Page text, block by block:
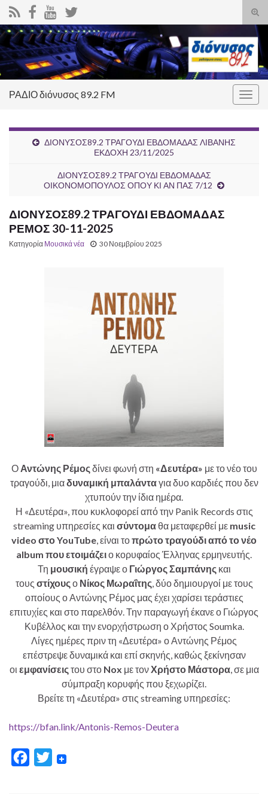
Search for:
ΡΑΔΙΟ διόνυσος 89.2 FM
ΔΙΟΝΥΣΟΣ89.2 ΤΡΑΓΟΥΔΙ ΕΒΔΟΜΑΔΑΣ ΛΙΒΑΝΗΣ
ΕΚΔΟΧΗ 23/11/2025
ΔΙΟΝΥΣΟΣ89.2 ΤΡΑΓΟΥΔΙ ΕΒΔΟΜΑΔΑΣ
ΟΙΚΟΝΟΜΟΠΟΥΛΟΣ ΟΠΟΥ ΚΙ ΑΝ ΠΑΣ 7/12
ΔΙΟΝΥΣΟΣ89.2 ΤΡΑΓΟΥΔΙ ΕΒΔΟΜΑΔΑΣ
ΡΕΜΟΣ 30-11-2025
Κατηγορία Μουσικά νέα 30 Νοεμβρίου 2025
Ο Αντώνης Ρέμοςδίνει φωνή στη «Δευτέρα» με το νέο του
τραγούδι, μιαδυναμική μπαλάνταγια δυο καρδιές που δεν
χτυπούν την ίδια ημέρα.
Η «Δευτέρα», που κυκλοφορεί από την Panik Records στις
streaming υπηρεσίες και σύντομαθα μεταφερθεί με music
video στο YouTube, είναι τοπρώτο τραγούδι από το νέο
album που ετοιμάζειο κορυφαίος Έλληνας ερμηνευτής.
Τη μουσική έγραψε ο Γιώργος Σαμπάνης και
τους στίχουςοΝίκος Μωραΐτης, δύο δημιουργοί με τους
οποίους ο Αντώνης Ρέμος μας έχει χαρίσει τεράστιες
επιτυχίες και στο παρελθόν. Την παραγωγή έκανε ο Γιώργος
Κυβέλλος και την ενορχήστρωση ο Χρήστος Soumka.
Λίγες ημέρες πριν τη «Δευτέρα» ο Αντώνης Ρέμος
επέστρεψε δυναμικά και επί σκηνής, καθώς ξεκίνησαν
οι εμφανίσειςτου στοNox με τονΧρήστο Μάστορα, σε μια
σύμπραξη κορυφής που ξεχωρίζει.
Βρείτε τη «Δευτέρα» στις streaming υπηρεσίες:
https://bfan.link/Antonis-Remos-Deutera
T